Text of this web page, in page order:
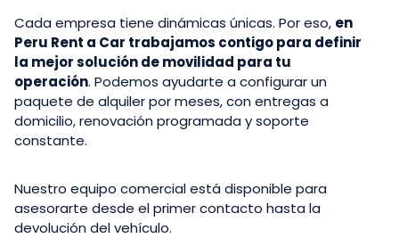
Cada empresa tiene dinámicas únicas. Por eso, en
Peru Rent a Car trabajamos contigo para definir
la mejor solución de movilidad para tu
operación. Podemos ayudarte a configurar un
paquete de alquiler por meses, con entregas a
domicilio, renovación programada y soporte
constante.
Nuestro equipo comercial está disponible para
asesorarte desde el primer contacto hasta la
devolución del vehículo.